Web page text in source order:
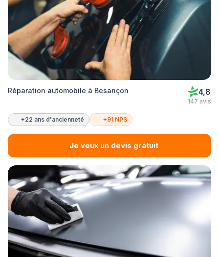
Réparation automobile à Besançon 4,8
147 avis
+22 ans d'ancienneté +91 NPS
Je veux un devis gratuit